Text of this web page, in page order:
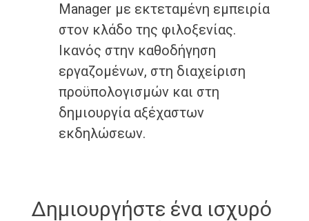
Manager με εκτεταμένη εμπειρία
στον κλάδο της φιλοξενίας.
Ικανός στην καθοδήγηση
εργαζομένων, στη διαχείριση
προϋπολογισμών και στη
δημιουργία αξέχαστων
εκδηλώσεων.
Δημιουργήστε ένα ισχυρό